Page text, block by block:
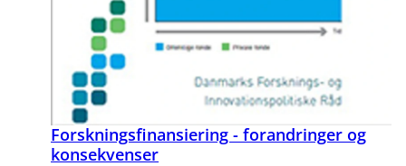
Forskningsfinansiering - forandringer og
konsekvenser